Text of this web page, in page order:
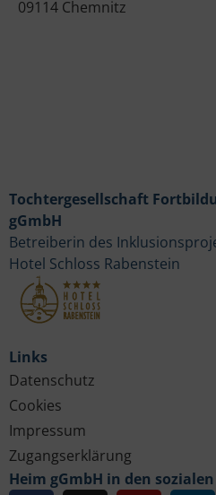
09114 Chemnitz
Links
Datenschutz
Cookies
Impressum
Zugangserklärung
Heim gGmbH in den
Tochtergesellschaft
gGmbH
Betreiberin des
Hotel Schloss Rabenstein